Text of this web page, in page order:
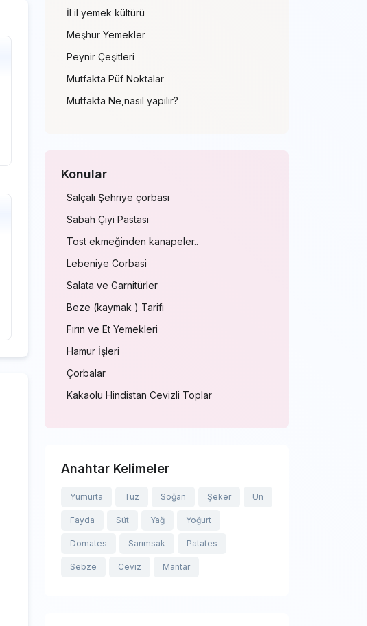
İl il yemek kültürü
Meşhur Yemekler
Peynir Çeşitleri
Mutfakta Püf Noktalar
Mutfakta Ne,nasil yapilir?
Konular
Salçalı Şehriye çorbası
Sabah Çiyi Pastası
Tost ekmeğinden kanapeler..
Lebeniye Corbasi
Salata ve Garnitürler
Beze (kaymak ) Tarifi
Fırın ve Et Yemekleri
Hamur İşleri
Çorbalar
Kakaolu Hindistan Cevizli Toplar
Anahtar Kelimeler
Yumurta Tuz Soğan Şeker Un
Fayda Süt Yağ Yoğurt
Domates Sarımsak Patates
Sebze Ceviz Mantar